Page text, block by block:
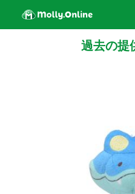
過去の提